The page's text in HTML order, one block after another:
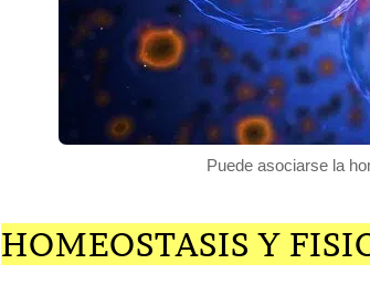
Puede asociarse la
HOMEOSTASIS Y